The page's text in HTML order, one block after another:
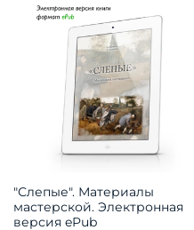
"Слепые". Материалы
мастерской. Электронная
версия ePub